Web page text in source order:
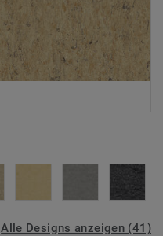
Alle Designs anzeigen (41)